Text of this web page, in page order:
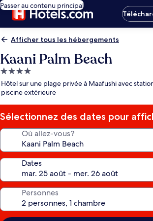
Passer au contenu principal
Afficher tous les hébergements
Kaani Palm Beach
Hébergement
4.0 étoiles
Hôtel sur une plage privée à Maafushi avec
piscine extérieure
Sélectionnez des dates pour
Où allez-vous?
Dates
Personnes